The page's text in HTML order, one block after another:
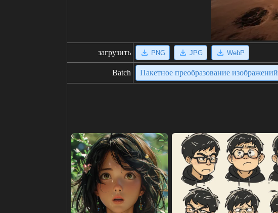
загрузить PNG JPG WebP
Batch Пакетное преобразование изображений